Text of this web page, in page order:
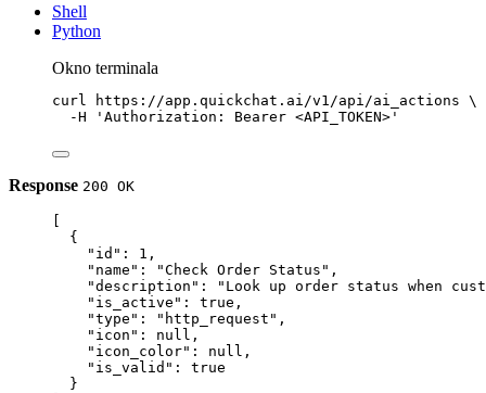
Shell
Python
Okno terminala
curl https://app.quickchat.ai/v1/api/ai_actions \
-H
'Authorization: Bearer <API_TOKEN>'
Response 200 OK
{
"id" : 1 ,
"name" : "Check Order Status" ,
"description" :
"Look up order status when
"is_active" : true ,
"type" : "http_request" ,
"icon" : null ,
"icon_color" : null ,
"is_valid" : true
}